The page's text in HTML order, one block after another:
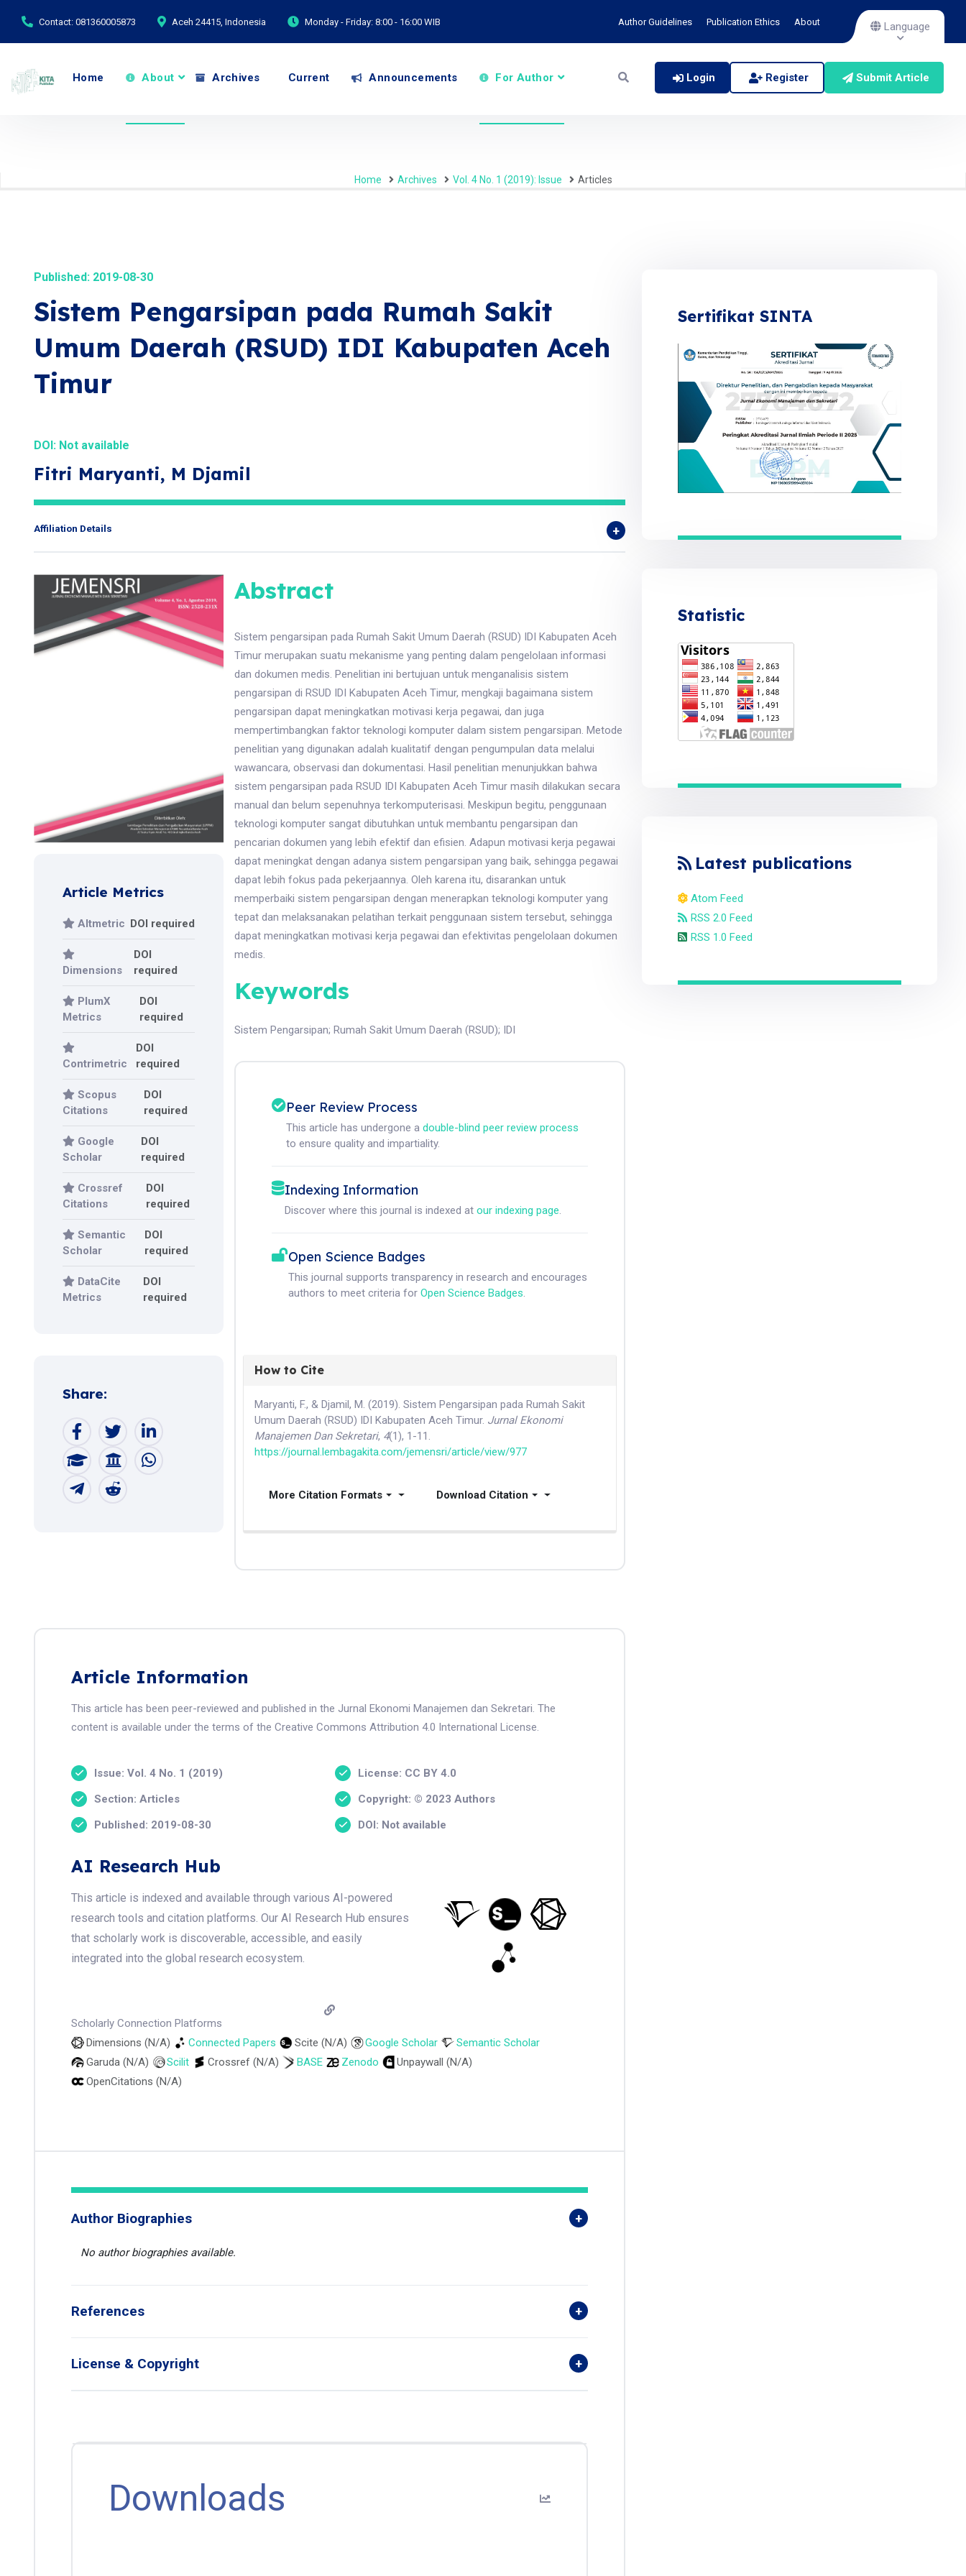
Contact: 081360005873 Aceh 24415, Indonesia Monday - Friday: 8:00 - 16:00 WIB Author Guidelines Publication Ethics About Language
Home About Archives Current Announcements For Author Login Register Submit Article
Home Archives Vol. 4 No. 1 (2019): Issue Articles
Published: 2019-08-30
Sistem Pengarsipan pada Rumah Sakit
Umum Daerah (RSUD) IDI Kabupaten Aceh
Timur
DOI: Not available
Fitri Maryanti, M Djamil
Affiliation Details
Article Metrics
Altmetric DOI required
Dimensions
DOI
required
PlumX
Metrics
DOI
required
Contrimetric
DOI
required
Scopus
Citations
DOI
required
Google
Scholar
DOI
required
Crossref
Citations
DOI
required
Semantic
Scholar
DOI
required
DataCite
Metrics
DOI
required
Share:
Abstract
Sistem pengarsipan pada Rumah Sakit Umum Daerah (RSUD) IDI Kabupaten Aceh
Timur merupakan suatu mekanisme yang penting dalam pengelolaan informasi
dan dokumen medis. Penelitian ini bertujuan untuk menganalisis sistem
pengarsipan di RSUD IDI Kabupaten Aceh Timur, mengkaji bagaimana sistem
pengarsipan dapat meningkatkan motivasi kerja pegawai, dan juga
mempertimbangkan faktor teknologi komputer dalam sistem pengarsipan. Metode
penelitian yang digunakan adalah kualitatif dengan pengumpulan data melalui
wawancara, observasi dan dokumentasi. Hasil penelitian menunjukkan bahwa
sistem pengarsipan pada RSUD IDI Kabupaten Aceh Timur masih dilakukan secara
manual dan belum sepenuhnya terkomputerisasi. Meskipun begitu, penggunaan
teknologi komputer sangat dibutuhkan untuk membantu pengarsipan dan
pencarian dokumen yang lebih efektif dan efisien. Adapun motivasi kerja pegawai
dapat meningkat dengan adanya sistem pengarsipan yang baik, sehingga pegawai
dapat lebih fokus pada pekerjaannya. Oleh karena itu, disarankan untuk
memperbaiki sistem pengarsipan dengan menerapkan teknologi komputer yang
tepat dan melaksanakan pelatihan terkait penggunaan sistem tersebut, sehingga
dapat meningkatkan motivasi kerja pegawai dan efektivitas pengelolaan dokumen
medis.
Keywords
Sistem Pengarsipan;Rumah Sakit Umum Daerah (RSUD); IDI
Peer Review Process
This article has undergone adouble-blind peer review process
to ensure quality and impartiality.
Indexing Information
Discover where this journal is indexed atour indexing page.
Open Science Badges
This journal supports transparency in research and encourages
authors to meet criteria forOpen Science Badges.
How to Cite
Maryanti, F., & Djamil, M. (2019). Sistem Pengarsipan pada Rumah Sakit
Umum Daerah (RSUD) IDI Kabupaten Aceh Timur. Jurnal Ekonomi
Manajemen Dan Sekretari, 4(1), 1-11.
https://journal.lembagakita.com/jemensri/article/view/977
More Citation Formats Download Citation
Article Information
This article has been peer-reviewed and published in the Jurnal Ekonomi Manajemen dan Sekretari. The
content is available under the terms of the Creative Commons Attribution 4.0 International License.
Issue: Vol. 4 No. 1 (2019)
Section: Articles
Published: 2019-08-30
License: CC BY 4.0
Copyright: © 2023 Authors
DOI: Not available
AI Research Hub
This article is indexed and available through various AI-powered
research tools and citation platforms. Our AI Research Hub ensures
that scholarly work is discoverable, accessible, and easily
integrated into the global research ecosystem.
Scholarly Connection Platforms
Dimensions (N/A)
Connected Papers Scite (N/A) Google Scholar
Semantic Scholar
Garuda (N/A)
Scilit Crossref (N/A) BASE Zenodo
Unpaywall (N/A)
OpenCitations (N/A)
Author Biographies
No author biographies available.
References
License & Copyright
Downloads
Sertifikat SINTA
Statistic
Latest publications
Atom Feed
RSS 2.0 Feed
RSS 1.0 Feed